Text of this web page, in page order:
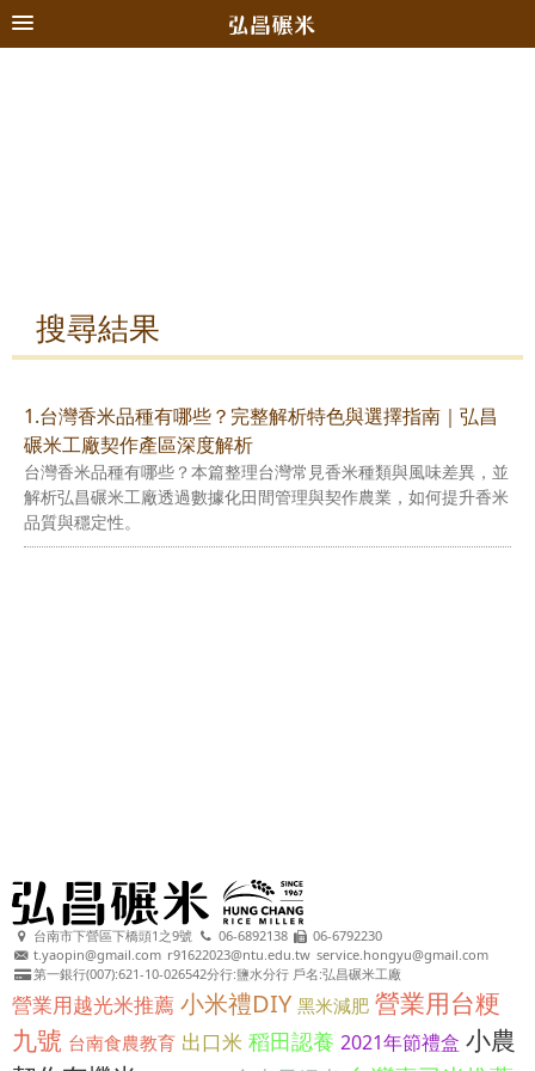
搜尋結果
1.台灣香米品種有哪些？完整解析特色與選擇指南｜弘昌
碾米工廠契作產區深度解析
台灣香米品種有哪些？本篇整理台灣常見香米種類與風味差異，並
解析弘昌碾米工廠透過數據化田間管理與契作農業，如何提升香米
品質與穩定性。
台南市下營區下橋頭1之9號 06-6892138
06-6792230
t.yaopin@gmail.com r91622023@ntu.edu.tw service.hongyu@gmail.com
第一銀行(007):621-10-026542分行:鹽水分行 戶名:弘昌碾米工廠
營業用越光米推薦 小米禮DIY 黑米減肥 營業用台粳
九號 台南食農教育 出口米 稻田認養 2021年節禮盒 小農